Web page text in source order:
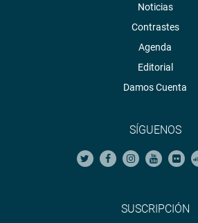
Noticias
Contrastes
Agenda
Editorial
Damos Cuenta
SÍGUENOS
SUSCRIPCIÓN